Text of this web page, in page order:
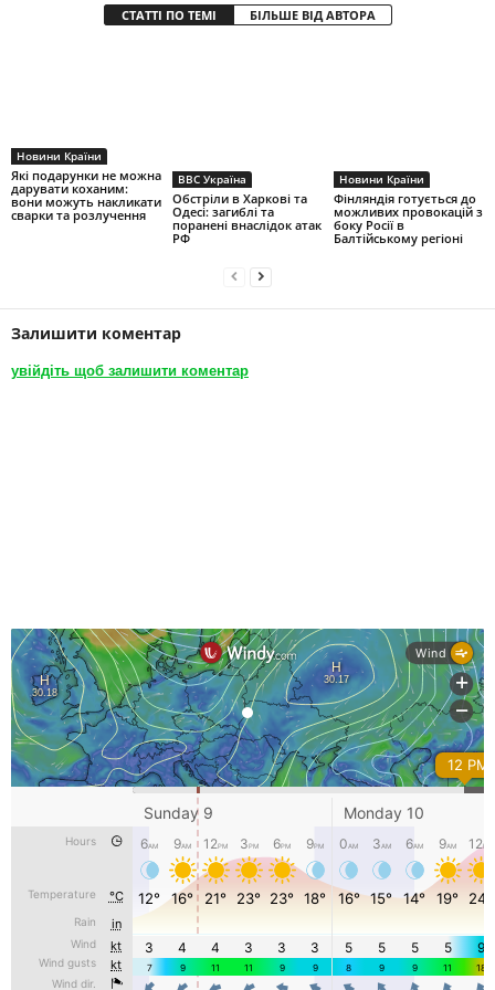
СТАТТІ ПО ТЕМІ БІЛЬШЕ ВІД АВТОРА
Новини Країни
Які подарунки не можна
дарувати коханим:
вони можуть накликати
сварки та розлучення
BBC Україна
Обстріли в Харкові та
Одесі: загиблі та
поранені внаслідок атак
РФ
Новини Країни
Фінляндія готується до
можливих провокацій з
боку Росії в
Балтійському регіоні
Залишити коментар
увійдіть щоб залишити коментар